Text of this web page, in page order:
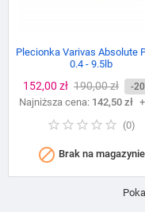
Plecionka Varivas Absolute
0.4 - 9.5lb
Cena
152,00 zł Cena
podstawowa
190,00 zł -
Najniższa cena: 142,50 zł
(0)
 Brak na magazynie